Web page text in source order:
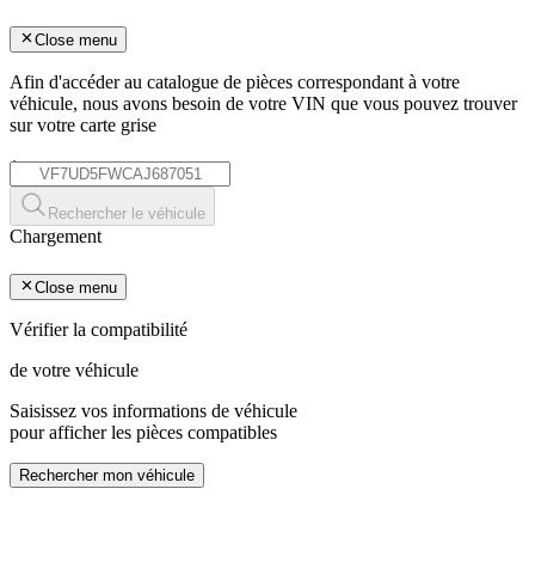
Close menu
Afin d'accéder au catalogue de pièces correspondant à votre
véhicule, nous avons besoin de votre VIN que vous pouvez trouver
sur votre carte grise
*
Rechercher le véhicule
Chargement
Close menu
Vérifier la compatibilité
de votre véhicule
Saisissez vos informations de véhicule
pour afficher les pièces compatibles
Rechercher mon véhicule